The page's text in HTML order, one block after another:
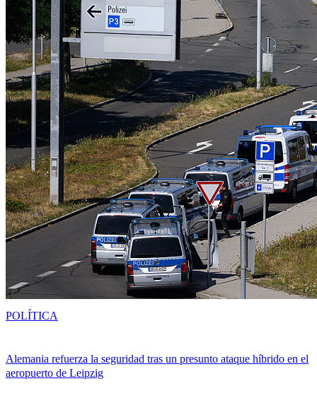
Alemania refuerza la seguridad tras un presunto ataque híbrido en el
aeropuerto de Leipzig
POLÍTICA